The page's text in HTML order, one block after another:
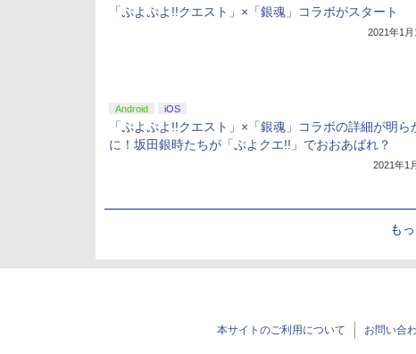
「ぷよぷよ!!クエスト」×「銀魂」コラボがスタート
2021年1月
Android iOS
「ぷよぷよ!!クエスト」×「銀魂」コラボの詳細が明ら
に！坂田銀時たちが「ぷよクエ!!」でおおあばれ？
2021年1
も
本サイトのご利用について お問い合